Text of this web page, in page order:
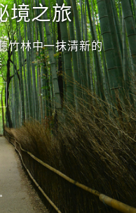
境之旅
竹林中一抹清新的